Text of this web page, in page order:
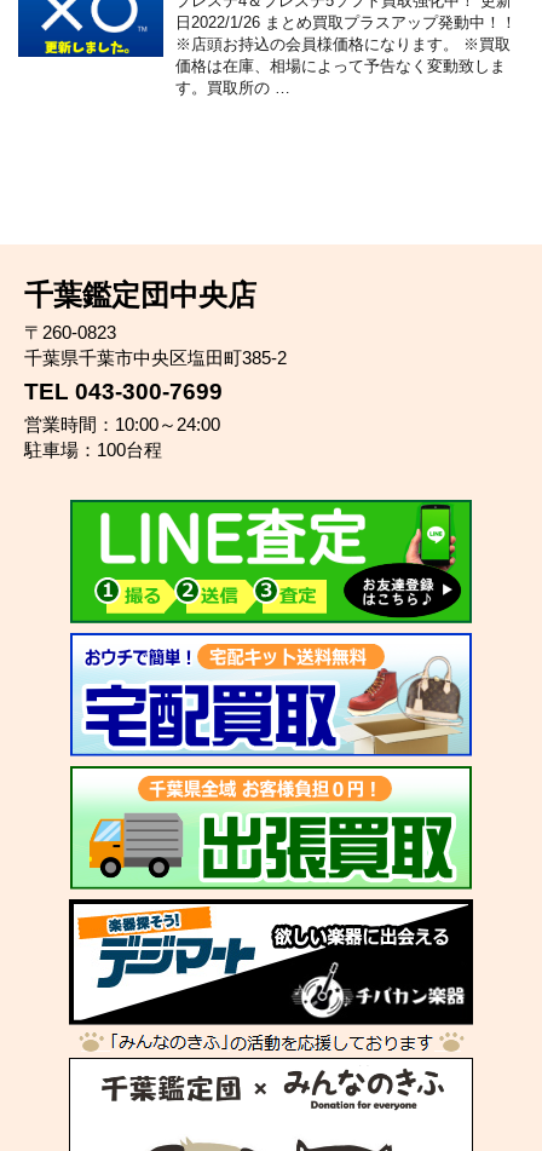
日2022/1/26 まとめ買取プラスアップ発動中！！
※店頭お持込の会員様価格になります。 ※買取
価格は在庫、相場によって予告なく変動致しま
す。買取所の …
千葉鑑定団中央店
〒260-0823
千葉県千葉市中央区塩田町385-2
TEL 043-300-7699
営業時間：10:00～24:00
駐車場：100台程